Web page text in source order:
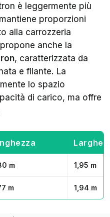
è leggermente più
proporzioni
alla carrozzeria
anche la
, caratterizzata da
e filante. La
lo spazio
di carico, ma offre
m 1,95 m
m 1,94 m